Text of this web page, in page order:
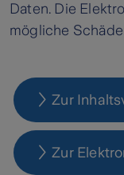
Daten. Die
mögliche
Zur
Zur